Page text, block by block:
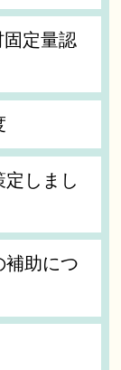
固定量認
しまし
補助につ